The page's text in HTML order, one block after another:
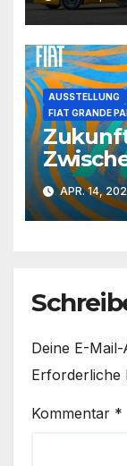
AUSSTELLUNG
FIAT GRANDE
und
APR. 14,
Deine E-
Erforderliche
Kommentar *